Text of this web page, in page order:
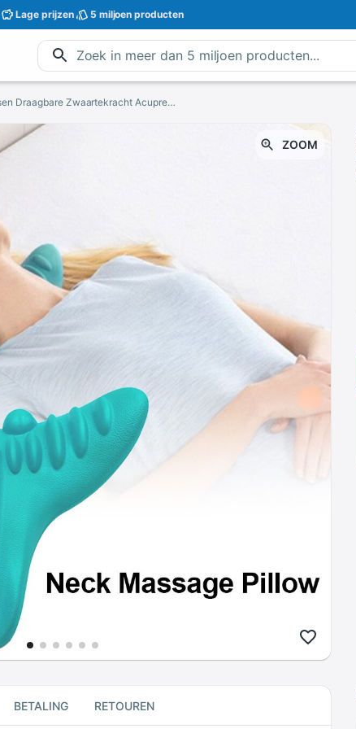
Lage prijzen 5 miljoen producten
Hals Massager Ontspanning Kussen Draagbare Zwaartekracht Acupressuur Massage Kussen C-Rest Nek Cervicale Schouder Pijn Tool
ZOOM
BETALING RETOUREN